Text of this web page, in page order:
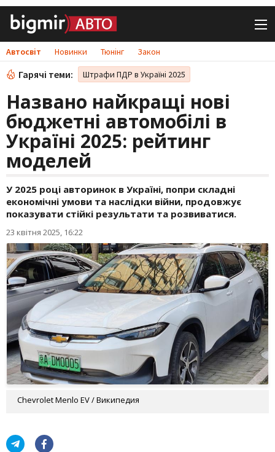
Автосвіт Новинки Тюнінг Закон
Гарячі теми: Штрафи ПДР в Україні 2025
Названо найкращі нові
бюджетні автомобілі в
Україні 2025: рейтинг
моделей
У 2025 році авторинок в Україні, попри складні
економічні умови та наслідки війни, продовжує
показувати стійкі результати та розвиватися.
23 квітня 2025, 16:22
Chevrolet Menlo EV / Википедия